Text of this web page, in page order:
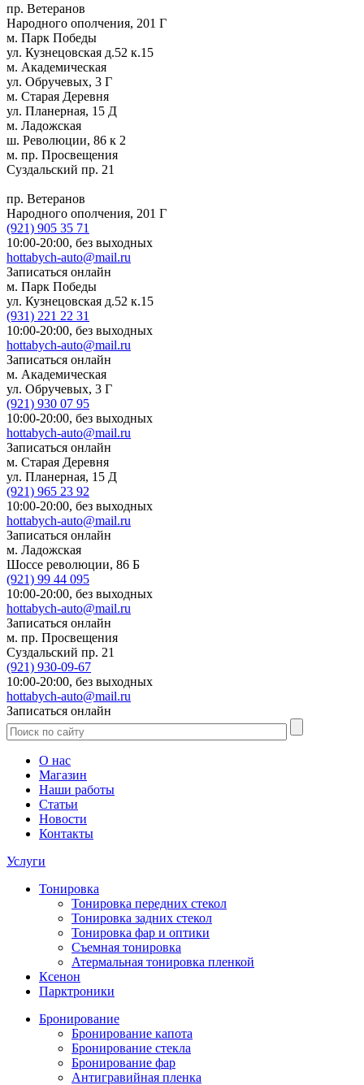
пр. Ветеранов
Народного ополчения, 201 Г
м. Парк Победы
ул. Кузнецовская д.52 к.15
м. Академическая
ул. Обручевых, 3 Г
м. Старая Деревня
ул. Планерная, 15 Д
м. Ладожская
ш. Революции, 86 к 2
м. пр. Просвещения
Суздальский пр. 21
пр. Ветеранов
Народного ополчения, 201 Г
(921) 905 35 71
10:00-20:00, без выходных
hottabych-auto@mail.ru
Записаться онлайн
м. Парк Победы
ул. Кузнецовская д.52 к.15
(931) 221 22 31
10:00-20:00, без выходных
hottabych-auto@mail.ru
Записаться онлайн
м. Академическая
ул. Обручевых, 3 Г
(921) 930 07 95
10:00-20:00, без выходных
hottabych-auto@mail.ru
Записаться онлайн
м. Старая Деревня
ул. Планерная, 15 Д
(921) 965 23 92
10:00-20:00, без выходных
hottabych-auto@mail.ru
Записаться онлайн
м. Ладожская
Шоссе революции, 86 Б
(921) 99 44 095
10:00-20:00, без выходных
hottabych-auto@mail.ru
Записаться онлайн
м. пр. Просвещения
Суздальский пр. 21
(921) 930-09-67
10:00-20:00, без выходных
hottabych-auto@mail.ru
Записаться онлайн
О нас
Магазин
Наши работы
Статьи
Новости
Контакты
Услуги
Тонировка
Тонировка передних стекол
Тонировка задних стекол
Тонировка фар и оптики
Съемная тонировка
Атермальная тонировка пленкой
Ксенон
Парктроники
Бронирование
Бронирование капота
Бронирование стекла
Бронирование фар
Антигравийная пленка